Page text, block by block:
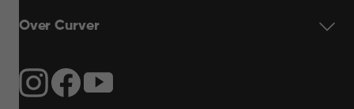
Over Curver